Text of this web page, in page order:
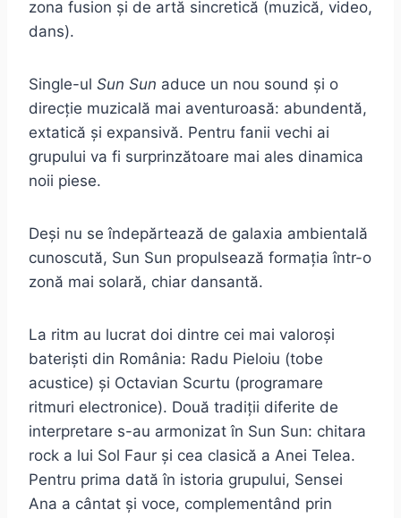
zona fusion și de artă sincretică (muzică, video,
dans).
Single-ul Sun Sun aduce un nou sound și o
direcție muzicală mai aventuroasă: abundentă,
extatică și expansivă. Pentru fanii vechi ai
grupului va fi surprinzătoare mai ales dinamica
noii piese.
Deși nu se îndepărtează de galaxia ambientală
cunoscută, Sun Sun propulsează formația într-o
zonă mai solară, chiar dansantă.
La ritm au lucrat doi dintre cei mai valoroși
bateriști din România: Radu Pieloiu (tobe
acustice) și Octavian Scurtu (programare
ritmuri electronice). Două tradiții diferite de
interpretare s-au armonizat în Sun Sun: chitara
rock a lui Sol Faur și cea clasică a Anei Telea.
Pentru prima dată în istoria grupului, Sensei
Ana a cântat și voce, complementând prin